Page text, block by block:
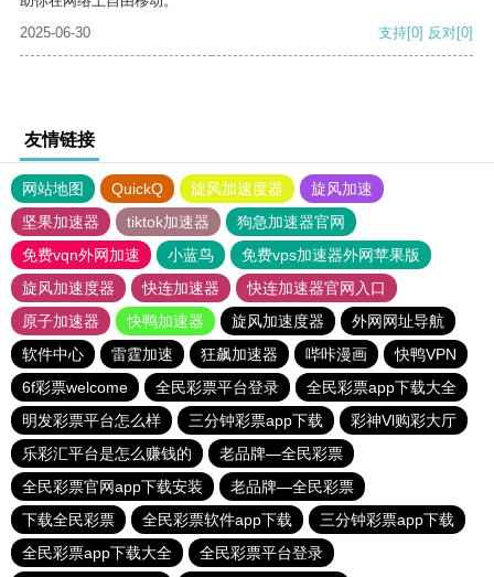
2025-06-30
支持[0] 反对[0]
友情链接
网站地图 QuickQ 旋风加速度器
旋风加速
坚果加速器
tiktok加速器
狗急加速器官网
免费vqn外网加速
小蓝鸟
免费vps加速器外网苹果版
旋风加速度器
快连加速器
快连加速器官网入口
原子加速器
快鸭加速器 旋风加速度器
外网网址导航
软件中心
雷霆加速 狂飙加速器 哔咔漫画
快鸭VPN
6f彩票welcome
全民彩票平台登录
全民彩票app下载大全
明发彩票平台怎么样
三分钟彩票app下载
彩神Vl购彩大厅
乐彩汇平台是怎么赚钱的
老品牌—全民彩票
全民彩票官网app下载安装
老品牌—全民彩票
下载全民彩票
全民彩票软件app下载
三分钟彩票app下载
全民彩票app下载大全
全民彩票平台登录